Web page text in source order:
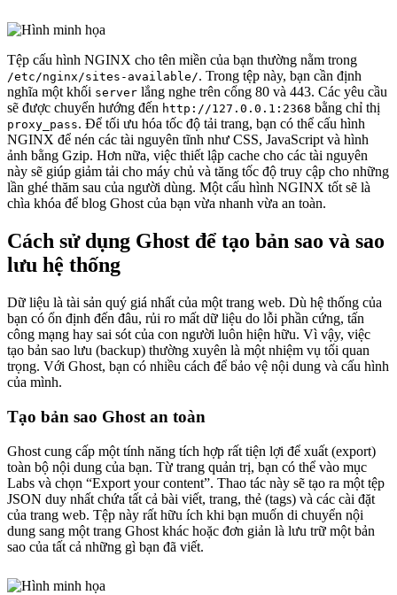
Tệp cấu hình NGINX cho tên miền của bạn thường nằm trong
/etc/nginx/sites-available/. Trong tệp này, bạn cần định
nghĩa một khối server lắng nghe trên cổng 80 và 443. Các yêu cầu
sẽ được chuyển hướng đến http://127.0.0.1:2368 bằng chỉ thị
proxy_pass. Để tối ưu hóa tốc độ tải trang, bạn có thể cấu hình
NGINX để nén các tài nguyên tĩnh như CSS, JavaScript và hình
ảnh bằng Gzip. Hơn nữa, việc thiết lập cache cho các tài nguyên
này sẽ giúp giảm tải cho máy chủ và tăng tốc độ truy cập cho những
lần ghé thăm sau của người dùng. Một cấu hình NGINX tốt sẽ là
chìa khóa để blog Ghost của bạn vừa nhanh vừa an toàn.
Cách sử dụng Ghost để tạo bản sao và sao
lưu hệ thống
Dữ liệu là tài sản quý giá nhất của một trang web. Dù hệ thống của
bạn có ổn định đến đâu, rủi ro mất dữ liệu do lỗi phần cứng, tấn
công mạng hay sai sót của con người luôn hiện hữu. Vì vậy, việc
tạo bản sao lưu (backup) thường xuyên là một nhiệm vụ tối quan
trọng. Với Ghost, bạn có nhiều cách để bảo vệ nội dung và cấu hình
của mình.
Tạo bản sao Ghost an toàn
Ghost cung cấp một tính năng tích hợp rất tiện lợi để xuất (export)
toàn bộ nội dung của bạn. Từ trang quản trị, bạn có thể vào mục
Labs và chọn “Export your content”. Thao tác này sẽ tạo ra một tệp
JSON duy nhất chứa tất cả bài viết, trang, thẻ (tags) và các cài đặt
của trang web. Tệp này rất hữu ích khi bạn muốn di chuyển nội
dung sang một trang Ghost khác hoặc đơn giản là lưu trữ một bản
sao của tất cả những gì bạn đã viết.